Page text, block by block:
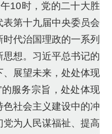
10时，党的二十大胜
第十九届中央委员会
代治国理政的一系列
想。习近平总书记的
展望未来，处处体现
的服务宗旨，处处体现
社会主义建设中的冲
为人民谋福祉、提高